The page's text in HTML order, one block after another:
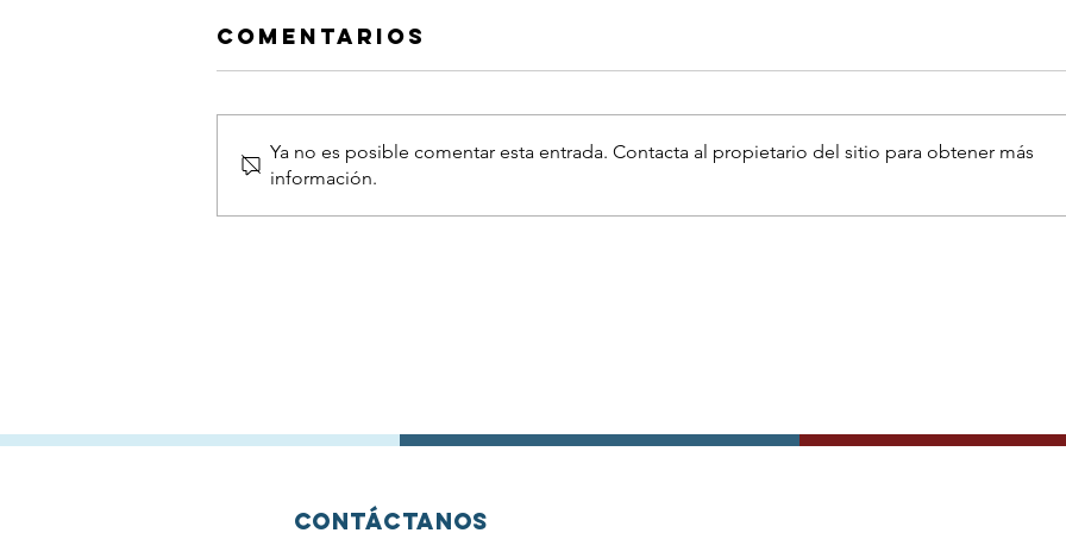
III
en gliomas
Participamos
III
Comentarios
Ya no es posible comentar esta entrada. Contacta al propietario del sitio para obtener más
información.
Contáctanos